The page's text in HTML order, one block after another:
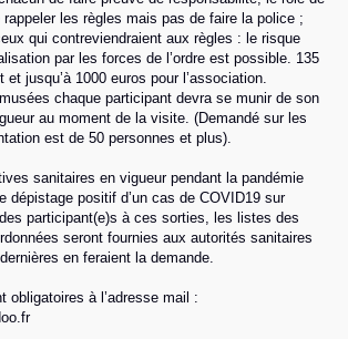
rappeler les règles mais pas de faire la police ;
qui contreviendraient aux règles : le risque
par les forces de l’ordre est possible. 135
et jusqu’à 1000 euros pour l’association.
chaque participant devra se munir de son
au moment de la visite. (Demandé sur les
est de 50 personnes et plus).
sanitaires en vigueur pendant la pandémie
dépistage positif d’un cas de COVID19 sur
des participant(e)s à ces sorties, les listes des
seront fournies aux autorités sanitaires
en feraient la demande.
obligatoires à l’adresse mail :